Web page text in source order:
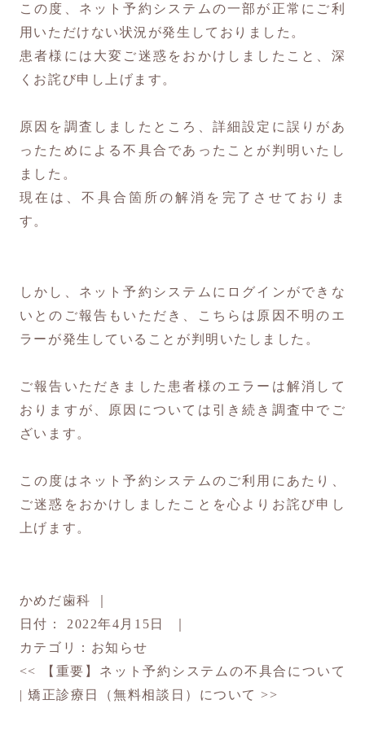
この度、ネット予約システムの一部が正常にご利
用いただけない状況が発生しておりました。
患者様には大変ご迷惑をおかけしましたこと、深
くお詫び申し上げます。
原因を調査しましたところ、詳細設定に誤りがあ
ったためによる不具合であったことが判明いたし
ました。
現在は、不具合箇所の解消を完了させておりま
す。
しかし、ネット予約システムにログインができな
いとのご報告もいただき、こちらは原因不明のエ
ラーが発生していることが判明いたしました。
ご報告いただきました患者様のエラーは解消して
おりますが、原因については引き続き調査中でご
ざいます。
この度はネット予約システムのご利用にあたり、
ご迷惑をおかけしましたことを心よりお詫び申し
上げます。
かめだ歯科
日付： 2022年4月15日
カテゴリ： お知らせ
<<
【重要】ネット予約システムの不具合について
| 矯正診療日（無料相談日）について >>